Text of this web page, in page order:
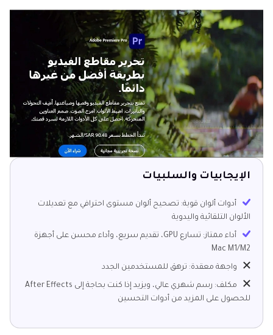
الإيجابيات والسلبيات
أدوات ألوان قوية: تصحيح ألوان مستوى احترافي مع تعديلات
الألوان التلقائية واليدوية
أداء ممتاز: تسارع GPU، تقديم سريع، وأداء محسن على أجهزة
Mac M1/M2
واجهة معقدة: ترهق للمستخدمين الجدد
مكلف: رسم شهري عالي، ويزيد إذا كنت بحاجة إلى After Effects
للحصول على المزيد من أدوات التحسين